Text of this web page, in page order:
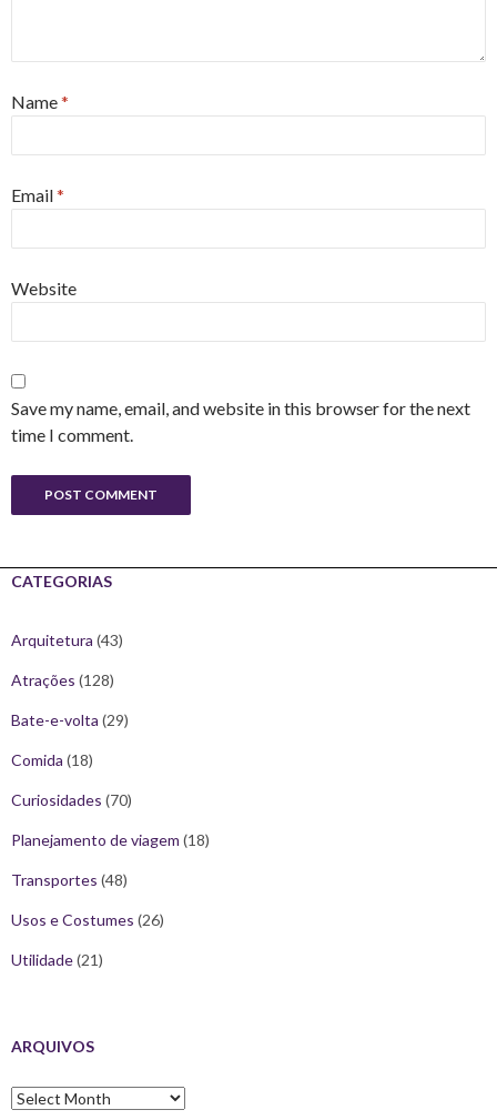
Name*
Email*
Website
Save my name, email, and website in this browser for the next
time I comment.
CATEGORIAS
Arquitetura (43)
Atrações (128)
Bate-e-volta (29)
Comida (18)
Curiosidades (70)
Planejamento de viagem (18)
Transportes (48)
Usos e Costumes (26)
Utilidade(21)
ARQUIVOS
Arquivos